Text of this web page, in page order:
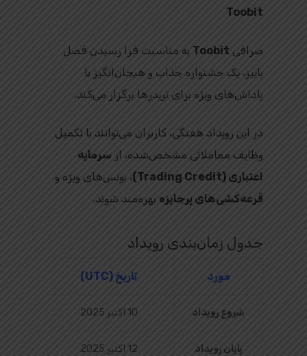
Toobit
صرافی Toobit به مناسبت فرا رسیدن فصل
پاییز، یک جشنواره جذاب و هیجان‌انگیز با
پاداش‌های ویژه برای تریدرها برگزار می‌کند.
در این رویداد هفتگی، کاربران می‌توانند با تکمیل
وظایف معاملاتی مشخص‌شده، از سرمایه
اعتباری (Trading Credit)
، بونس‌های ویژه و
قرعه‌کشی‌های پرجایزه بهره‌مند شوند.
جدول زمان‌بندی رویداد
مورد تاریخ (UTC)
شروع رویداد 10 اکتبر 2025
پایان رویداد 12 اکتبر 2025